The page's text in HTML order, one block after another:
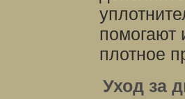
помогают
плотное
Уход за